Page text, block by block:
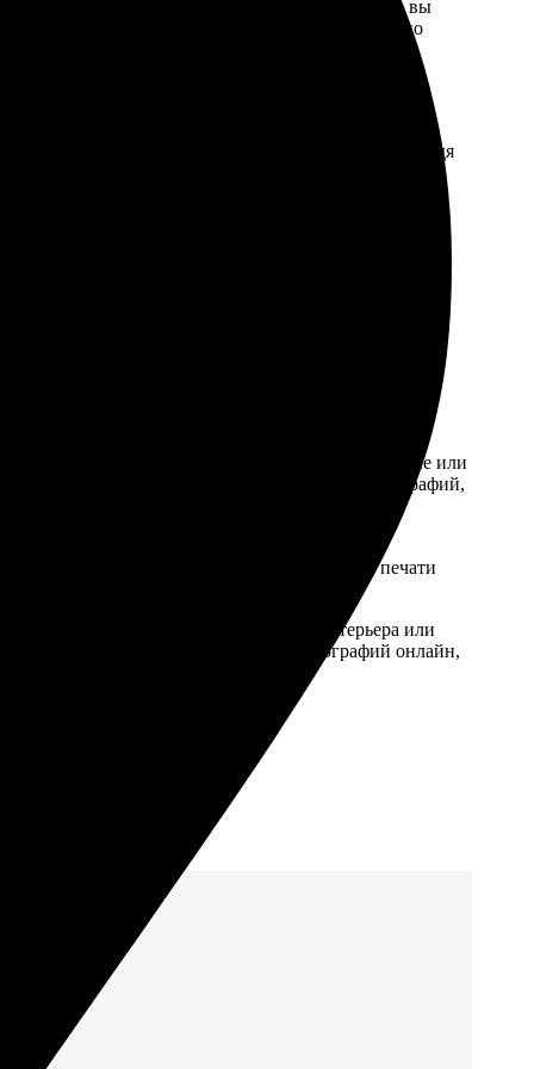
Независимо от того, заказываете ли вы
заказа. Выбирая нас, вы гарантированно
Прежде всего, итоговая цена формируется исходя
существенно экономить на изготовлении
воспроизведение цвета и долговечность ваших
отправлениями, курьерской службой, а также
и зависит от общего веса отправления и
предпочтений и возможности.
на печать фотографий 10х10 и детальная
доставки каждого заказа.
Для того чтобы напечатать свои цветные или
заказать печать не только свадебных фотографий,
банковской карты. Мы гарантируем
и мы приступаем к высококачественной печати
предназначенных для оформления интерьера или
качественную печать ваших фотографий онлайн,